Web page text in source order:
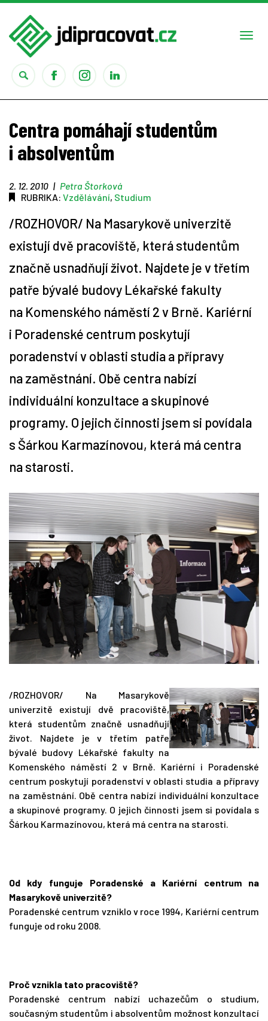
Obory
Seriály
Tipy
Časopis
Soutěže
Centra pomáhají studentům
i absolventům
2. 12. 2010 | Petra Štorková
RUBRIKA: Vzdělávání, Studium
/ROZHOVOR/ Na Masarykově univerzitě
existují dvě pracoviště, která studentům
značně usnadňují život. Najdete je v třetím
patře bývalé budovy Lékařské fakulty
na Komenského náměstí 2 v Brně. Kariérní
i Poradenské centrum poskytují
poradenství v oblasti studia a přípravy
na zaměstnání. Obě centra nabízí
individuální konzultace a skupinové
programy. O jejich činnosti jsem si povídala
s Šárkou Karmazínovou, která má centra
na starosti.
/ROZHOVOR/ Na Masarykově
univerzitě existují dvě pracoviště,
která studentům značně usnadňují
život. Najdete je v třetím patře
bývalé budovy Lékařské fakulty na
Komenského náměstí 2 v Brně. Kariérní i Poradenské
centrum poskytují poradenství v oblasti studia a přípravy
na zaměstnání. Obě centra nabízí individuální konzultace
a skupinové programy. O jejich činnosti jsem si povídala s
Šárkou Karmazínovou, která má centra na starosti.
Od kdy funguje Poradenské a Kariérní centrum na
Masarykově univerzitě?
Poradenské centrum vzniklo v roce 1994, Kariérní centrum
funguje od roku 2008.
Proč vznikla tato pracoviště?
Poradenské centrum nabízí uchazečům o studium,
současným studentům i absolventům možnost konzultací